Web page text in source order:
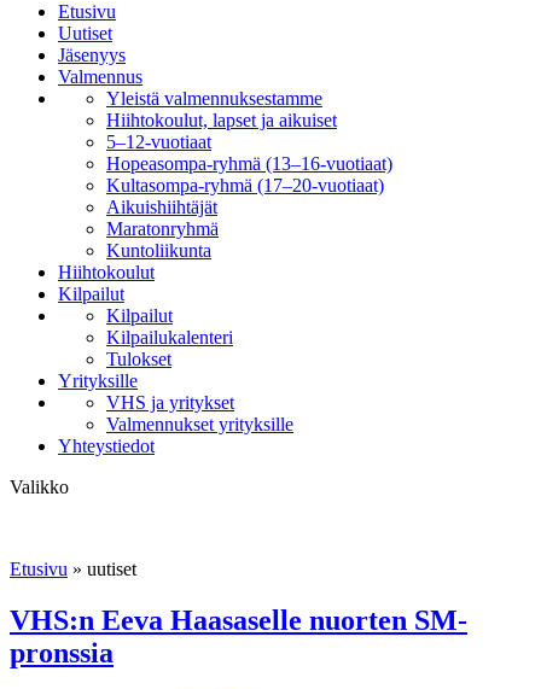
Etusivu
Uutiset
Jäsenyys
Valmennus
Yleistä valmennuksestamme
Hiihtokoulut, lapset ja aikuiset
5–12-vuotiaat
Hopeasompa-ryhmä (13–16-vuotiaat)
Kultasompa-ryhmä (17–20-vuotiaat)
Aikuishiihtäjät
Maratonryhmä
Kuntoliikunta
Hiihtokoulut
Kilpailut
Kilpailut
Kilpailukalenteri
Tulokset
Yrityksille
VHS ja yritykset
Valmennukset yrityksille
Yhteystiedot
Valikko
Etusivu » uutiset
VHS:n Eeva Haasaselle nuorten SM-
pronssia